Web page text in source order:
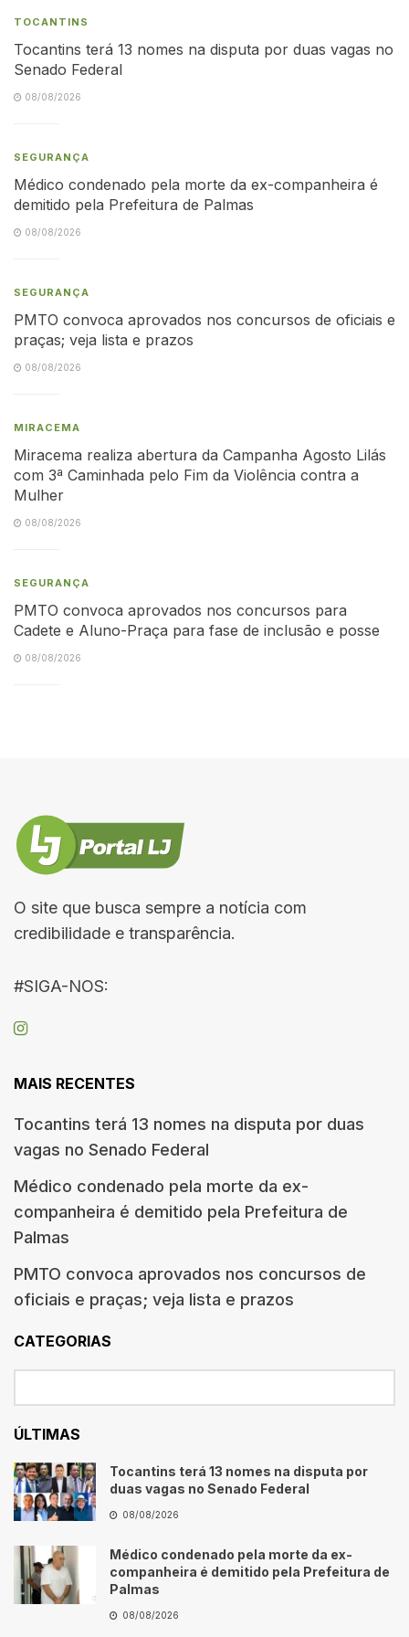
TOCANTINS
Tocantins terá 13 nomes na disputa por duas vagas no
Senado Federal
08/08/2026
SEGURANÇA
Médico condenado pela morte da ex-companheira é
demitido pela Prefeitura de Palmas
08/08/2026
SEGURANÇA
PMTO convoca aprovados nos concursos de oficiais e
praças; veja lista e prazos
08/08/2026
MIRACEMA
Miracema realiza abertura da Campanha Agosto Lilás
com 3ª Caminhada pelo Fim da Violência contra a
Mulher
08/08/2026
SEGURANÇA
PMTO convoca aprovados nos concursos para
Cadete e Aluno-Praça para fase de inclusão e posse
08/08/2026
O site que busca sempre a notícia com
credibilidade e transparência.
#SIGA-NOS:
MAIS RECENTES
Tocantins terá 13 nomes na disputa por duas
vagas no Senado Federal
Médico condenado pela morte da ex-
companheira é demitido pela Prefeitura de
Palmas
PMTO convoca aprovados nos concursos de
oficiais e praças; veja lista e prazos
CATEGORIAS
ÚLTIMAS
Tocantins terá 13 nomes na disputa por
duas vagas no Senado Federal
08/08/2026
Médico condenado pela morte da ex-
companheira é demitido pela Prefeitura de
Palmas
08/08/2026